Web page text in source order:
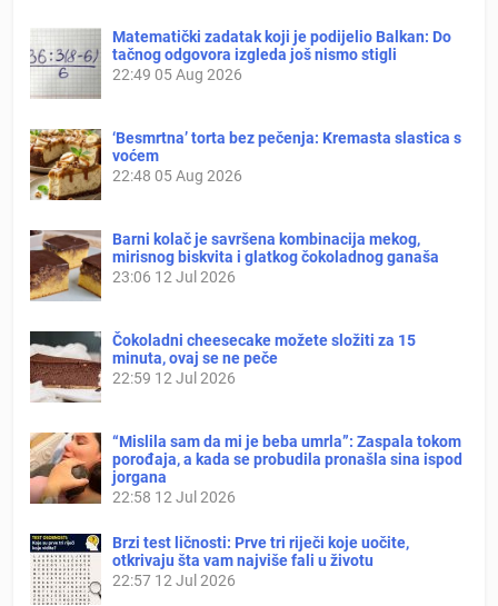
Matematički zadatak koji je podijelio Balkan: Do
tačnog odgovora izgleda još nismo stigli
22:49 05 Aug 2026
‘Besmrtna’ torta bez pečenja: Kremasta slastica s
voćem
22:48 05 Aug 2026
Barni kolač je savršena kombinacija mekog,
mirisnog biskvita i glatkog čokoladnog ganaša
23:06 12 Jul 2026
Čokoladni cheesecake možete složiti za 15
minuta, ovaj se ne peče
22:59 12 Jul 2026
“Mislila sam da mi je beba umrla”: Zaspala tokom
porođaja, a kada se probudila pronašla sina ispod
jorgana
22:58 12 Jul 2026
Brzi test ličnosti: Prve tri riječi koje uočite,
otkrivaju šta vam najviše fali u životu
22:57 12 Jul 2026